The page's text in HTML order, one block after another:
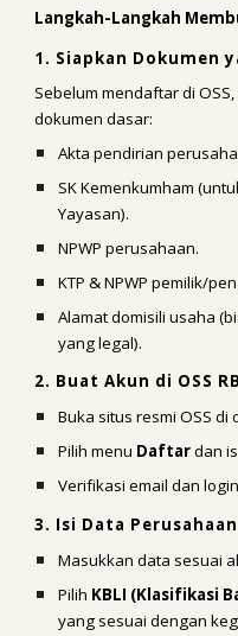
Langkah-Langkah
1. Siapkan Dokumen
Sebelum mendaftar di
dokumen dasar:
Akta pendirian
SK Kemenkumham
Yayasan).
NPWP perusahaan.
KTP & NPWP pemilik/
Alamat domisili usaha
yang legal).
2. Buat Akun di OSS
Buka situs resmi OSS di
Pilih menu Daftardan
Verifikasi email dan
3. Isi Data Perusahaan
Masukkan data sesuai
Pilih KBLI (Klasifikasi
yang sesuai dengan